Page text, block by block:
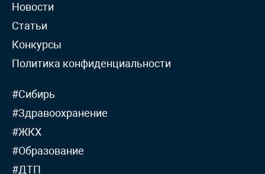
Новости
Статьи
Конкурсы
Политика конфиденциальности
#Сибирь
#Здравоохранение
#ЖКХ
#Образование
#ДТП